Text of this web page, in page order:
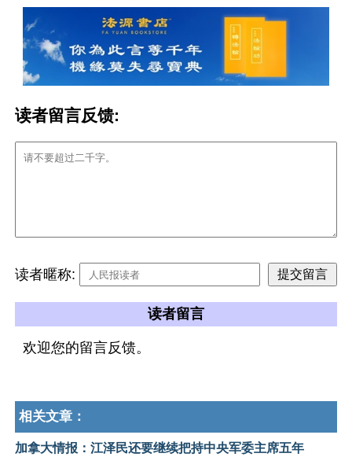
读者留言反馈:
读者暱称:
读者留言
欢迎您的留言反馈。
相关文章：
加拿大情报：江泽民还要继续把持中央军委主席五年